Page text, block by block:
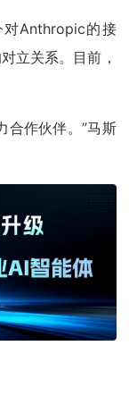
Anthropic的接
立关系。目前，
合作伙伴。”马斯